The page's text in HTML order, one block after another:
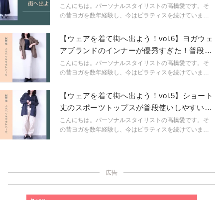
していきます。 みんな大好き「ザ・ノース・フェイ
ス」。私も大好きで、プライベートでもちょこちょこ見
見せて頂きました。 その中から使えるアイテムを選んで
みたので、シェアさせてください！
イリー使い
こんにちは。パーソナルスタイリストの高橋愛です。そ
の昔ヨガを数年経験し、今はピラティスを続けていま
着て街へ出よう！」をコンセプトに、人気のヨガウェア
＆スポーツウェアブランドからいつものスタイリングに
も取り入れやすいウェアを見つけ出し、コーディネート
していきます。
【ウェアを着て街へ出よう！vol.6】ヨガウェ
アブランドのインナーが優秀すぎた！普段使
いにも◎
こんにちは。パーソナルスタイリストの高橋愛です。そ
の昔ヨガを数年経験し、今はピラティスを続けていま
着て街へ出よう！」をコンセプトに、人気のヨガウェア
＆スポーツウェアブランドからいつものスタイリングに
も取り入れやすいウェアを見つけ出し、コーディネート
していきます。 今回はガチ愛用品のインナーを使ってコ
ーディネートを紹介していきます！
【ウェアを着て街へ出よう！vol.5】ショート
丈のスポーツトップスが普段使いしやすい理
由とは？
こんにちは。パーソナルスタイリストの高橋愛です。そ
の昔ヨガを数年経験し、今はピラティスを続けていま
と普段に取り入れたコーディネートの紹介です！
広告